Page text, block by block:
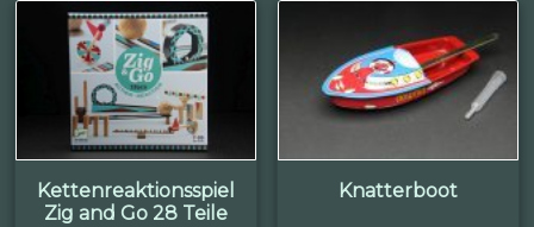
Kettenreaktionsspiel
Zig and Go 28 Teile
Knatterboot